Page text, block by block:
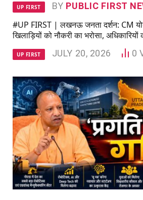
UP FIRST BY PUBLIC FIRST
#UP FIRST | लखनऊ जनता दर्शन: CM
खिलाड़ियों को नौकरी का भरोसा, अधिकारियों
UP FIRST JULY 20, 2026 0